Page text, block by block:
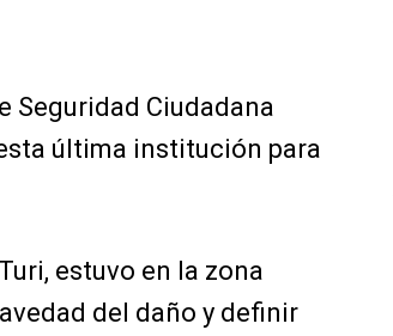
Seguridad Ciudadana
última institución para
estuvo en la zona
del daño y definir